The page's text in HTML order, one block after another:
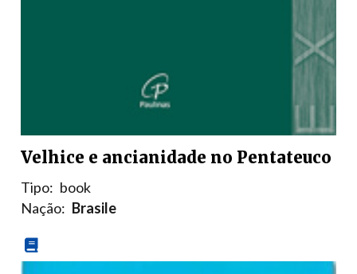
Velhice e ancianidade no Pentateuco
Tipo: book
Nação: Brasile